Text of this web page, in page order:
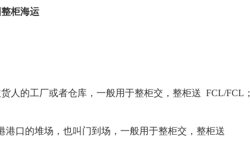
柜海运
人的工厂或者仓库，一般用于整柜交，整柜送 FCL/FCL；
口的堆场，也叫门到场，一般用于整柜交，整柜送